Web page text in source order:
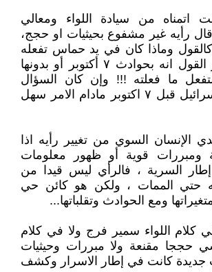
من سيادة اللواء ومعالي
قال رأيه غير مشفوع بحيثيات او حجج،
وماذا كان في يد حماس تفعله
غير ما فعلت ، او القول انه بحوادث ٧ أكتوبر أو بدونها
ما فعلته !!! وإن كان السؤال
ولماذا لم تفعله اسرائيل قبل ٧ اكتوبر مادام الامر سهل
الإنسان السوي من تغيير رأيه اذا
ومبررات قوية أو ظهور معلومات
السرية ، فالرأي ليس قيدا من
حتي الممات ، ولكن هو كائن حي
ومع الحوادث وتقلباتها...
كلام اللواء سمير فرج ولا في كلام
حججا مقنعة ولا مبررات وحيثيات
جديدة كانت في إطار الاسرار وكشف